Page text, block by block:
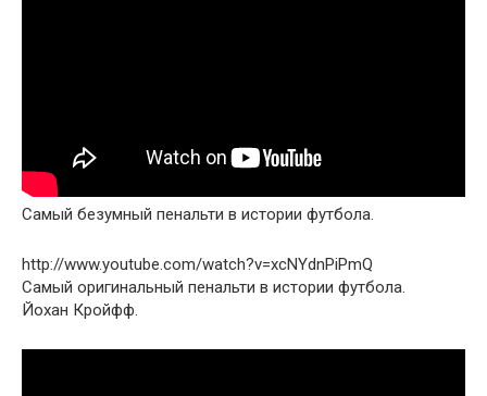
Cамый безумный пенальти в истории футбола.
http://www.youtube.com/watch?v=xcNYdnPiPmQ
Самый оригинальный пенальти в истории футбола.
Йохан Кройфф.